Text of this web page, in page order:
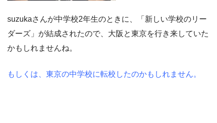
suzukaさんが中学校2年生のときに、「新しい学校のリー
ダーズ」が結成されたので、大阪と東京を行き来していた
かもしれませんね。
もしくは、東京の中学校に転校したのかもしれません。